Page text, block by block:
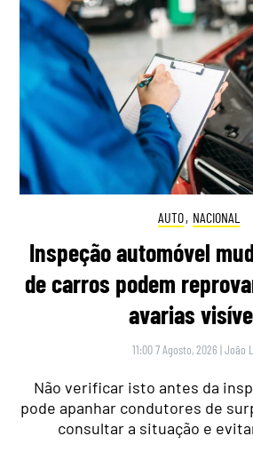
AUTO, NACIONAL
Inspeção automóvel
de carros podem
avarias
11:00 7 Agosto, 2026 |João
Não verificar isto antes da
pode apanhar condutores de
consultar a situação e